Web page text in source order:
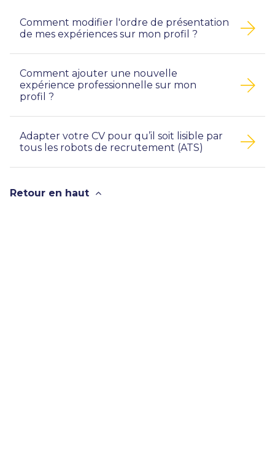
Comment modifier l'ordre de présentation
de mes expériences sur mon profil ?
Comment ajouter une nouvelle
expérience professionnelle sur mon
profil ?
Adapter votre CV pour qu’il soit lisible par
tous les robots de recrutement (ATS)
Retour en haut